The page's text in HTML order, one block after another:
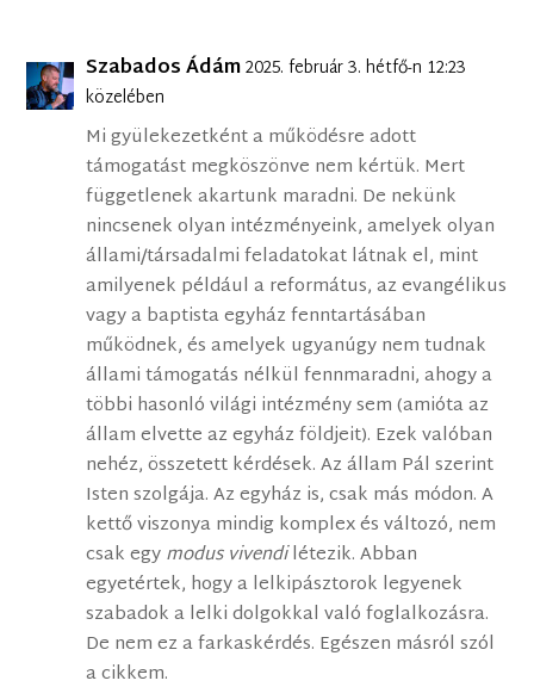
Szabados Ádám2025. február 3. hétfő-n 12:23
közelében
Mi gyülekezetként a működésre adott
támogatást megköszönve nem kértük. Mert
függetlenek akartunk maradni. De nekünk
nincsenek olyan intézményeink, amelyek olyan
állami/társadalmi feladatokat látnak el, mint
amilyenek például a református, az evangélikus
vagy a baptista egyház fenntartásában
működnek, és amelyek ugyanúgy nem tudnak
állami támogatás nélkül fennmaradni, ahogy a
többi hasonló világi intézmény sem (amióta az
állam elvette az egyház földjeit). Ezek valóban
nehéz, összetett kérdések. Az állam Pál szerint
Isten szolgája. Az egyház is, csak más módon. A
kettő viszonya mindig komplex és változó, nem
csak egymodus vivendilétezik. Abban
egyetértek, hogy a lelkipásztorok legyenek
szabadok a lelki dolgokkal való foglalkozásra.
De nem ez a farkaskérdés. Egészen másról szól
a cikkem.